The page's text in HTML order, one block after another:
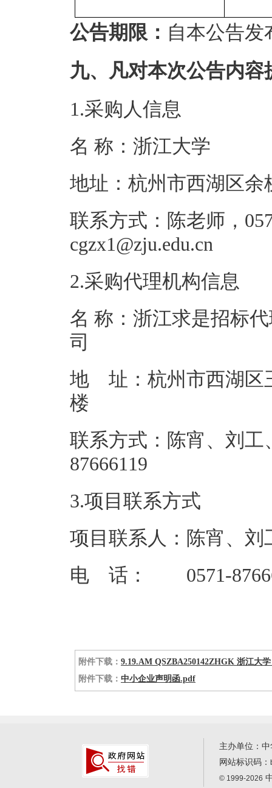
公告期限： 自本公告发
九、凡对本次公告内
1.采购人信息
名 称：浙江
地址：杭州市
联系方式：陈老师，
2.采购代理机构信息
名 称：浙江求是招标
地 址：杭州市西湖区
联系方式：陈宵、刘工
3.项目联系方式
项目联系人：陈宵、刘
电 话： 0571-
附件下载： 9.19.AM QSZBA250142ZHGK 浙江大
附件下载： 中小企业声明函.pdf
主办单位：
网站标识码：
© 1999-2026